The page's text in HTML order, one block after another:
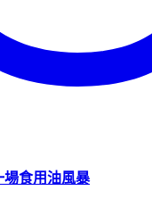
場食用油風暴